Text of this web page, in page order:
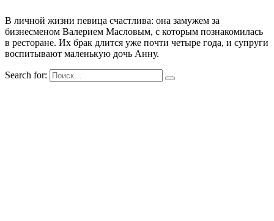
В личной жизни певица счастлива: она замужем за
бизнесменом Валерием Масловым, с которым познакомилась
в ресторане. Их брак длится уже почти четыре года, и супруги
воспитывают маленькую дочь Анну.
Search for: